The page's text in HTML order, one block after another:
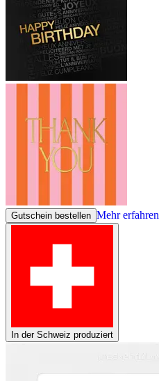
Gutschein bestellen Mehr erfahren
In der Schweiz produziert